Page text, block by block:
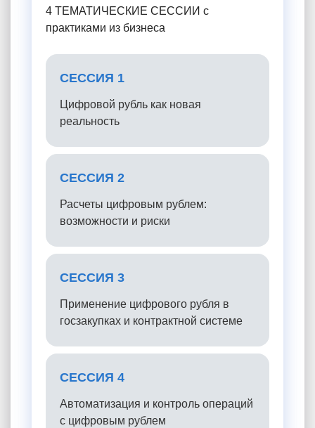
4 ТЕМАТИЧЕСКИЕ СЕССИИ с
практиками из бизнеса
СЕССИЯ 1
Цифровой рубль как новая
реальность
СЕССИЯ 2
Расчеты цифровым рублем:
возможности и риски
СЕССИЯ 3
Применение цифрового рубля в
госзакупках и контрактной системе
СЕССИЯ 4
Автоматизация и контроль операций
с цифровым рублем